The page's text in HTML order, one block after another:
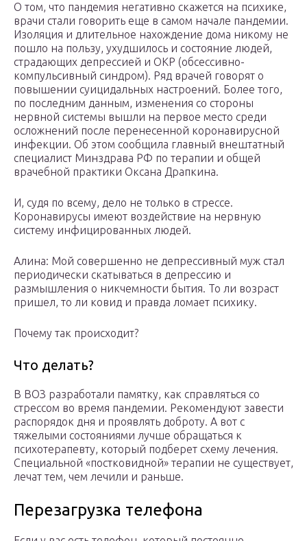
О том, что пандемия негативно скажется на психике,
врачи стали говорить еще в самом начале пандемии.
Изоляция и длительное нахождение дома никому не
пошло на пользу, ухудшилось и состояние людей,
страдающих депрессией и ОКР (обсессивно-
компульсивный синдром). Ряд врачей говорят о
повышении суицидальных настроений. Более того,
по последним данным, изменения со стороны
нервной системы вышли на первое место среди
осложнений после перенесенной коронавирусной
инфекции. Об этом сообщила главный внештатный
специалист Минздрава РФ по терапии и общей
врачебной практики Оксана Драпкина.
И, судя по всему, дело не только в стрессе.
Коронавирусы имеют воздействие на нервную
систему инфицированных людей.
Алина: Мой совершенно не депрессивный муж стал
периодически скатываться в депрессию и
размышления о никчемности бытия. То ли возраст
пришел, то ли ковид и правда ломает психику.
Почему так происходит?
Что делать?
В ВОЗ разработали памятку, как справляться со
стрессом во время пандемии. Рекомендуют завести
распорядок дня и проявлять доброту. А вот с
тяжелыми состояниями лучше обращаться к
психотерапевту, который подберет схему лечения.
Специальной «постковидной» терапии не существует,
лечат тем, чем лечили и раньше.
Перезагрузка телефона